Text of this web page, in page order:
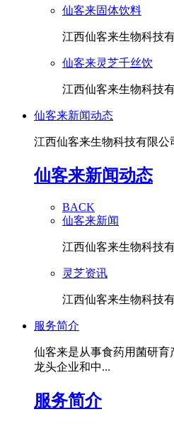
仙客来固体饮料
江西仙客来生物科技
仙客来灵芝千丝饮
江西仙客来生物科技
仙客来新闻动态
江西仙客来生物科技有限公
仙客来新闻动态
BACK
仙客来新闻
江西仙客来生物科技
灵芝资讯
江西仙客来生物科技
服务简介
仙客来是从事食药用菌研
龙头企业和中...
服务简介